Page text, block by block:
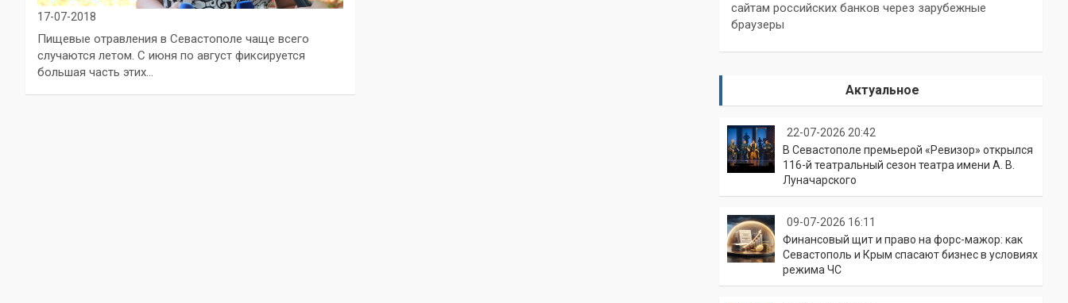
17-07-2018
Пищевые отравления в Севастополе чаще всего
случаются летом. С июня по август фиксируется
большая часть этих…
сайтам российских банков через зарубежные
браузеры
Актуальное
22-07-2026 20:42
В Севастополе премьерой «Ревизор» открылся
116-й театральный сезон театра имени А. В.
Луначарского
09-07-2026 16:11
Финансовый щит и право на форс-мажор: как
Севастополь и Крым спасают бизнес в условиях
режима ЧС